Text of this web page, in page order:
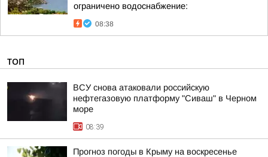
ограничено водоснабжение:
08:38
ТОП
ВСУ снова атаковали российскую
нефтегазовую платформу "Сиваш" в Черном
море
08:39
Прогноз погоды в Крыму на воскресенье